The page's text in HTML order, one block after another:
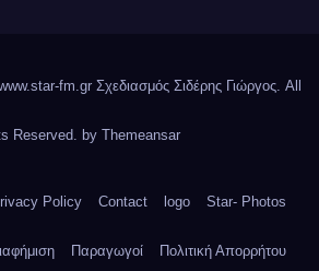
fm.gr Σχεδιασμός Σιδέρης Γιώργος. All
Reserved. by Themeansar
Policy Contact logo Star- Photos
Παραγωγοί Πολιτική Απορρήτου